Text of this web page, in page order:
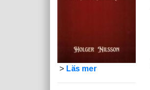
> Läs mer